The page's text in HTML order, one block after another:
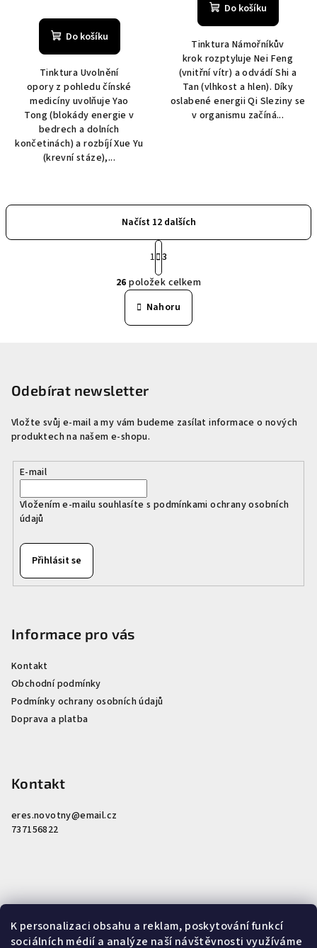
K personalizaci obsahu a reklam, poskytování funkcí
sociálních médií a analýze naší návštěvnosti využíváme
Do košíku
Tinktura Uvolnění
opory z pohledu čínské
medicíny uvolňuje Yao
Tong (blokády energie v
bedrech a dolních
končetinách) a rozbíjí Xue Yu
(krevní stáze),...
Do košíku
Tinktura Námořníkův
krok rozptyluje Nei Feng
(vnitřní vítr) a odvádí Shi a
Tan (vlhkost a hlen). Díky
oslabené energii Qi Sleziny se
v organismu začíná...
O
v
l
á
r
y
ý
Načíst 12 dalších
S
t
r
á
n
k
o
1 3
26 položek celkem
Nahoru
Odebírat newsletter
Vložte svůj e-mail a my vám budeme zasílat informace o nových
produktech na našem e-shopu.
E-mail
Vložením e-mailu souhlasíte s podmínkami ochrany osobních
údajů
Přihlásit se
Informace pro vás
Kontakt
Obchodní podmínky
Podmínky ochrany osobních údajů
Doprava a platba
Kontakt
eres.novotny@email.cz
737156822
Nákupní košík